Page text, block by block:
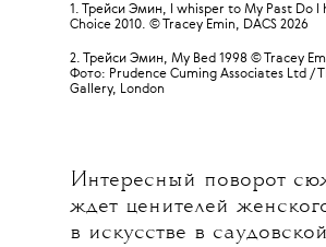
1. Трейси Эмин, I whisper to My Past Do I
Choice 2010. © Tracey Emin, DACS 2026
2. Трейси Эмин, My Bed 1998 © Tracey
Фото: Prudence Cuming Associates Ltd /
Gallery, London
Интересный поворот
ждет ценителей
в искусстве в